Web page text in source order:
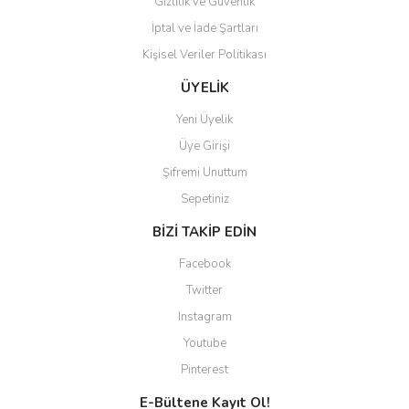
Gönder
İptal ve İade Şartları
Kişisel Veriler Politikası
ÜYELİK
Yeni Üyelik
Üye Girişi
Şifremi Unuttum
Sepetiniz
BİZİ TAKİP EDİN
Facebook
Twitter
Instagram
Youtube
Pinterest
E-Bültene Kayıt Ol!